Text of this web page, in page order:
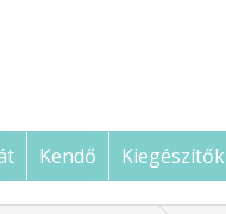
Kendő Kiegészítők